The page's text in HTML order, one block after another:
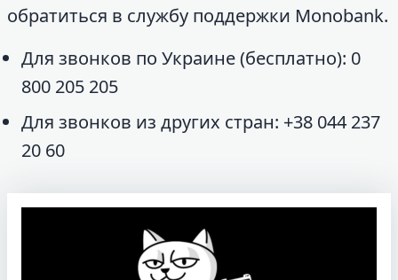
обратиться в службу поддержки Monobank.
Для звонков по Украине (бесплатно): 0
800 205 205
Для звонков из других стран: +38 044 237
20 60